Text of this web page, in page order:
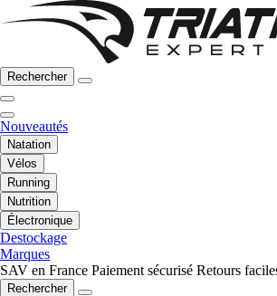
Rechercher
Nouveautés
Natation
Vélos
Running
Nutrition
Électronique
Destockage
Marques
SAV en France Paiement sécurisé Retours
Rechercher